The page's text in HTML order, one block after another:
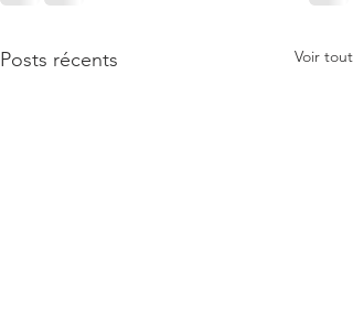
Posts récents Voir tout